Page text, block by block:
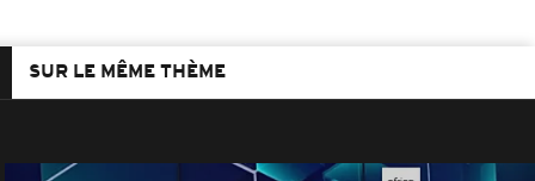
SUR LE MÊME THÈME